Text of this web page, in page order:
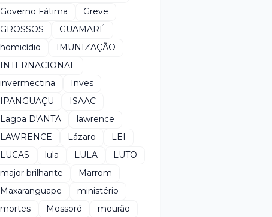
Governo Fátima
Greve
GROSSOS
GUAMARÉ
homicídio
IMUNIZAÇÃO
INTERNACIONAL
invermectina
Inves
IPANGUAÇU
ISAAC
Lagoa D'ANTA
lawrence
LAWRENCE
Lázaro
LEI
LUCAS
lula LULA
LUTO
major brilhante
Marrom
Maxaranguape
ministério
mortes
Mossoró
mourão